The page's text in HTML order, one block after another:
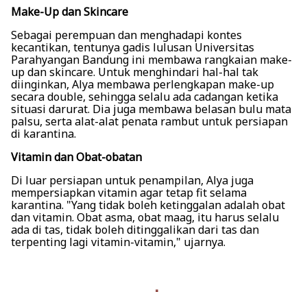
Make-Up dan Skincare
Sebagai perempuan dan menghadapi kontes
kecantikan, tentunya gadis lulusan Universitas
Parahyangan Bandung ini membawa rangkaian make-
up dan skincare. Untuk menghindari hal-hal tak
diinginkan, Alya membawa perlengkapan make-up
secara double, sehingga selalu ada cadangan ketika
situasi darurat. Dia juga membawa belasan bulu mata
palsu, serta alat-alat penata rambut untuk persiapan
di karantina.
Vitamin dan Obat-obatan
Di luar persiapan untuk penampilan, Alya juga
mempersiapkan vitamin agar tetap fit selama
karantina. "Yang tidak boleh ketinggalan adalah obat
dan vitamin. Obat asma, obat maag, itu harus selalu
ada di tas, tidak boleh ditinggalikan dari tas dan
terpenting lagi vitamin-vitamin," ujarnya.